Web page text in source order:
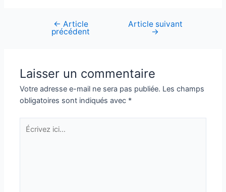
Navigation
← Article
précédent
Article suivant
→
Laisser un commentaire
Votre adresse e-mail ne sera pas publiée. Les champs
obligatoires sont indiqués avec *
Écrivez
ici…